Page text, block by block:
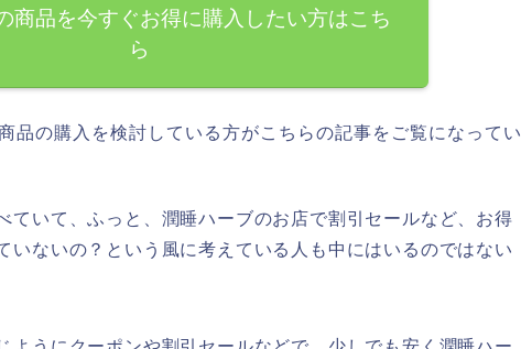
商品を今すぐお得に購入したい方はこち
ら
品の購入を検討している方がこちらの記事をご覧になってい
ていて、ふっと、潤睡ハーブのお店で割引セールなど、お得
いないの？という風に考えている人も中にはいるのではない